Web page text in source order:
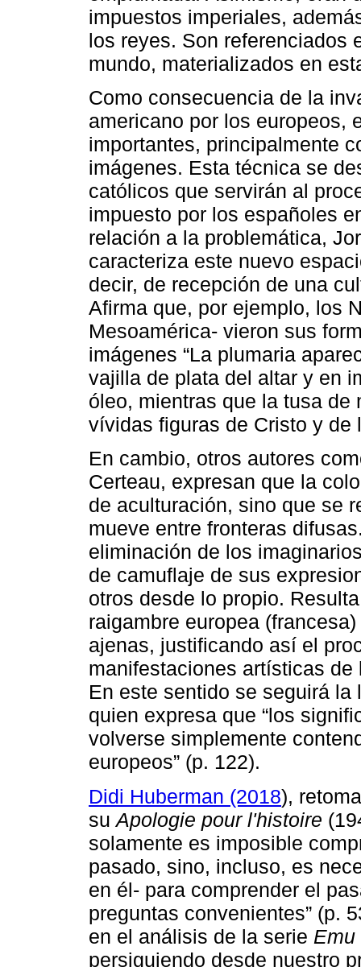
impuestos imperiales,
los reyes. Son referenciados
mundo, materializados en
Como consecuencia de la
americano por los europeos,
importantes, principalmente
imágenes. Esta técnica se
católicos que servirán al
impuesto por los españoles
relación a la problemática,
caracteriza este nuevo
decir, de recepción de una
Afirma que, por ejemplo, los
Mesoamérica- vieron sus
imágenes “La plumaria
vajilla de plata del altar y en
óleo, mientras que la tusa de
vívidas figuras de Cristo y de
En cambio, otros autores
Certeau, expresan que la
de aculturación, sino que se
mueve entre fronteras
eliminación de los
de camuflaje de sus
otros desde lo propio.
raigambre europea
ajenas, justificando así el
manifestaciones artísticas
En este sentido se seguirá
quien expresa que “los
volverse simplemente
europeos” (p. 122).
Didi Huberman (2018),
suApologie pour l'histoire
solamente es imposible
pasado, sino, incluso, es
en él- para comprender el
preguntas convenientes” (p.
en el análisis de la serie Emu
persiguiendo desde nuestro